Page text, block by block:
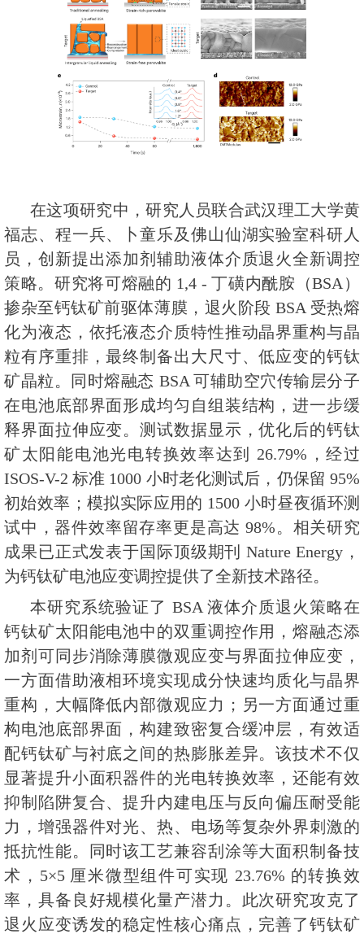
在这项研究中，研究人员联合武汉理工大学黄
福志、程一兵、卜童乐及佛山仙湖实验室科研人
员，创新提出添加剂辅助液体介质退火全新调控
策略。研究将可熔融的 1,4 - 丁磺内酰胺（BSA）
掺杂至钙钛矿前驱体薄膜，退火阶段 BSA 受热熔
化为液态，依托液态介质特性推动晶界重构与晶
粒有序重排，最终制备出大尺寸、低应变的钙钛
矿晶粒。同时熔融态 BSA 可辅助空穴传输层分子
在电池底部界面形成均匀自组装结构，进一步缓
释界面拉伸应变。测试数据显示，优化后的钙钛
矿太阳能电池光电转换效率达到 26.79%，经过
ISOS-V-2 标准 1000 小时老化测试后，仍保留 95%
初始效率；模拟实际应用的 1500 小时昼夜循环测
试中，器件效率留存率更是高达 98%。相关研究
成果已正式发表于国际顶级期刊 Nature Energy，
为钙钛矿电池应变调控提供了全新技术路径。
本研究系统验证了 BSA 液体介质退火策略在
钙钛矿太阳能电池中的双重调控作用，熔融态添
加剂可同步消除薄膜微观应变与界面拉伸应变，
一方面借助液相环境实现成分快速均质化与晶界
重构，大幅降低内部微观应力；另一方面通过重
构电池底部界面，构建致密复合缓冲层，有效适
配钙钛矿与衬底之间的热膨胀差异。该技术不仅
显著提升小面积器件的光电转换效率，还能有效
抑制陷阱复合、提升内建电压与反向偏压耐受能
力，增强器件对光、热、电场等复杂外界刺激的
抵抗性能。同时该工艺兼容刮涂等大面积制备技
术，5×5 厘米微型组件可实现 23.76% 的转换效
率，具备良好规模化量产潜力。此次研究攻克了
退火应变诱发的稳定性核心痛点，完善了钙钛矿